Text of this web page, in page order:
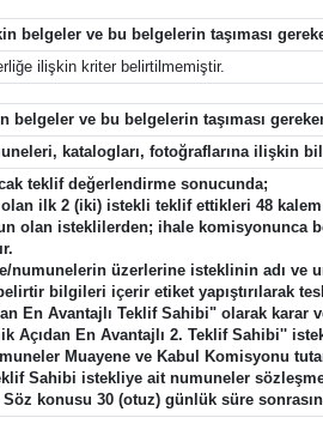
belgeler ve bu belgelerin taşıması
ilişkin kriter belirtilmemiştir.
ve bu belgelerin taşıması
katalogları, fotoğraflarına ilişkin
teklif değerlendirme sonucunda;
ilk 2 (iki) istekli teklif ettikleri 48
olan isteklilerden; ihale
numunelerin üzerlerine isteklinin adı
bilgileri içerir etiket yapıştırılarak
En Avantajlı Teklif Sahibi" olarak
Açıdan En Avantajlı 2. Teklif Sahibi''
Muayene ve Kabul Komisyonu
Sahibi istekliye ait numuneler
konusu 30 (otuz) günlük süre